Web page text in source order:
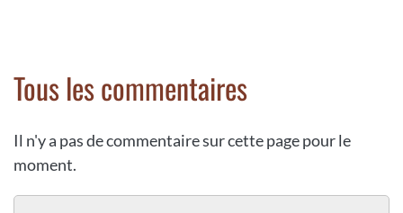
Tous les commentaires
Il n'y a pas de commentaire sur cette page pour le
moment.